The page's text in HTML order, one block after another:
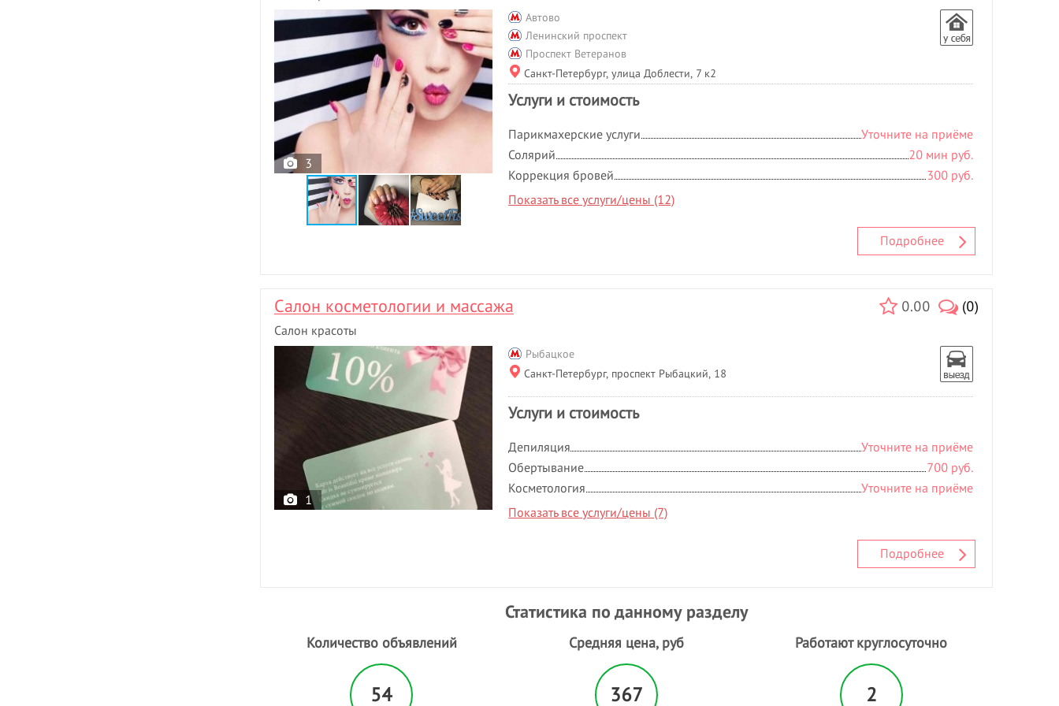
3
Автово
Ленинский проспект
Проспект Ветеранов
Санкт-Петербург, улица Доблести, 7 к2
Услуги и стоимость
Парикмахерские услуги
Уточните на приёме
Солярий
20 мин руб.
Коррекция бровей
300 руб.
Показать все услуги/цены (12)
Подробнее
0.00 (0)
Салон косметологии и массажа
Салон красоты
1
Рыбацкое
Санкт-Петербург, проспект Рыбацкий, 18
Услуги и стоимость
Депиляция
Уточните на приёме
Обертывание
700 руб.
Косметология
Уточните на приёме
Показать все услуги/цены (7)
Подробнее
Статистика по данному разделу
Количество объявлений
54
Средняя цена, руб
367
Работают круглосуточно
2